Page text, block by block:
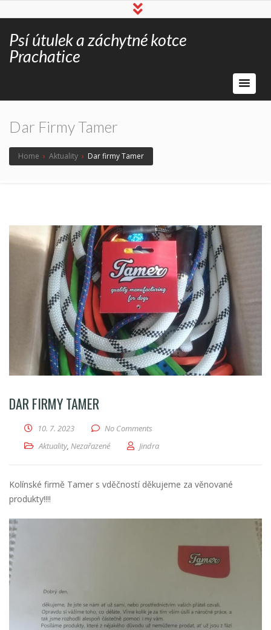
Psí útulek a záchytné kotce
Prachatice
Dar Firmy Tamer
Home › Aktuality › Dar firmy Tamer
DAR FIRMY TAMER
10. 7. 2023
No Comments
Aktuality, Nezařazené Jindra
Kolínské firmě Tamer s vděčností děkujeme za věnované
produkty!!!!